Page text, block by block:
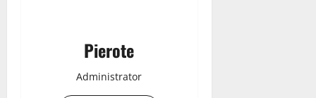
Pierote
Administrator